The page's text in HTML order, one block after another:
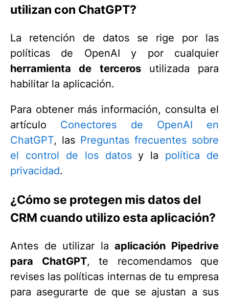
utilizan con ChatGPT?
La retención de datos se rige por las
políticas de OpenAI y por cualquier
herramienta de tercerosutilizada para
habilitar la aplicación.
Para obtener más información, consulta el
artículo Conectores de OpenAI en
ChatGPT, las Preguntas frecuentes sobre
el control de los datosy la política de
privacidad.
¿Cómo se protegen mis datos del
CRM cuando utilizo esta aplicación?
Antes de utilizar laaplicación Pipedrive
para ChatGPT, te recomendamos que
revises las políticas internas de tu empresa
para asegurarte de que se ajustan a sus